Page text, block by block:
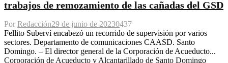
trabajos de remozamiento de las cañadas del GSD
Por Redacción29 de junio de 20230437
Fellito Suberví encabezó un recorrido de supervisión por varios
sectores. Departamento de comunicaciones CAASD. Santo
Domingo. – El director general de la Corporación de Acueducto...
Corporación de Acueducto y Alcantarillado de Santo Domingo